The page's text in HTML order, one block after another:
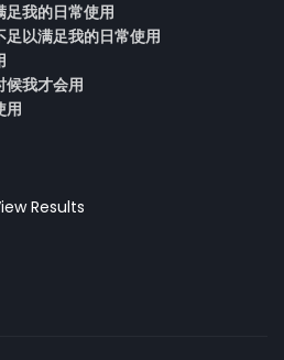
足我的日常使用
以满足我的日常使用
候我才会用
用
Results